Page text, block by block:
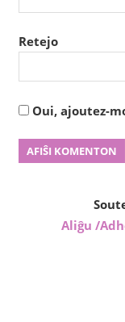
Retejo
Oui, ajoutez-
Aliĝu /